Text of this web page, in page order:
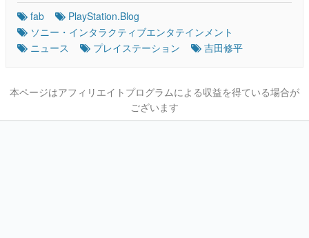
fab
PlayStation.Blog
ソニー・インタラクティブエンタテインメント
ニュース
プレイステーション 吉田修平
本ページはアフィリエイトプログラムによる収益を得ている場合が
ございます